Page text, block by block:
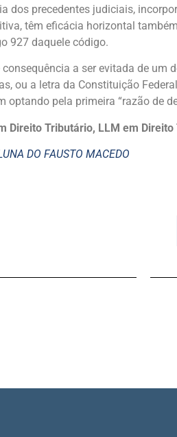
dos precedentes judiciais,
têm eficácia horizontal
927 daquele código.
a ser evitada de
ou a letra da Constituição
pela primeira “razão de
Direito Tributário, LLM em
DO FAUSTO MACEDO